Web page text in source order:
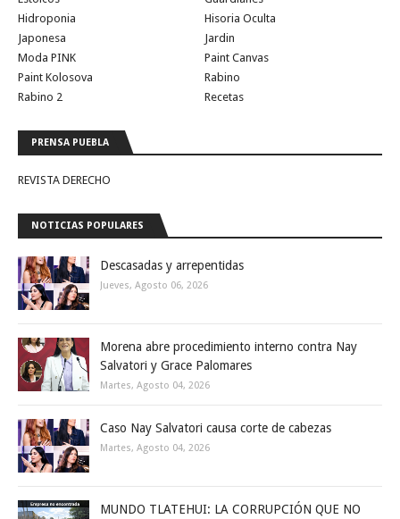
Hidroponia
Hisoria Oculta
Japonesa
Jardin
Moda PINK
Paint Canvas
Paint Kolosova
Rabino
Rabino 2
Recetas
PRENSA PUEBLA
REVISTA DERECHO
NOTICIAS POPULARES
Descasadas y arrepentidas
Jueves, Agosto 06, 2026
Morena abre procedimiento interno contra Nay
Salvatori y Grace Palomares
Martes, Agosto 04, 2026
Caso Nay Salvatori causa corte de cabezas
Martes, Agosto 04, 2026
MUNDO TLATEHUI: LA CORRUPCIÓN QUE NO